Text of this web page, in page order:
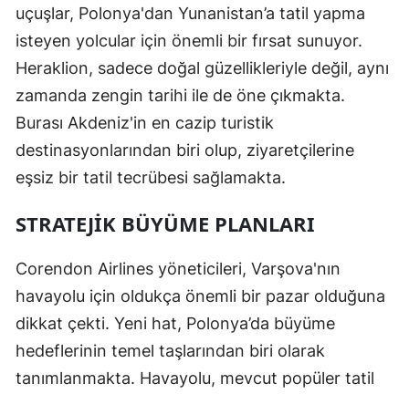
uçuşlar, Polonya'dan Yunanistan’a tatil yapma
isteyen yolcular için önemli bir fırsat sunuyor.
Heraklion, sadece doğal güzellikleriyle değil, aynı
zamanda zengin tarihi ile de öne çıkmakta.
Burası Akdeniz'in en cazip turistik
destinasyonlarından biri olup, ziyaretçilerine
eşsiz bir tatil tecrübesi sağlamakta.
STRATEJIK BÜYÜME PLANLARI
Corendon Airlines yöneticileri, Varşova'nın
havayolu için oldukça önemli bir pazar olduğuna
dikkat çekti. Yeni hat, Polonya’da büyüme
hedeflerinin temel taşlarından biri olarak
tanımlanmakta. Havayolu, mevcut popüler tatil